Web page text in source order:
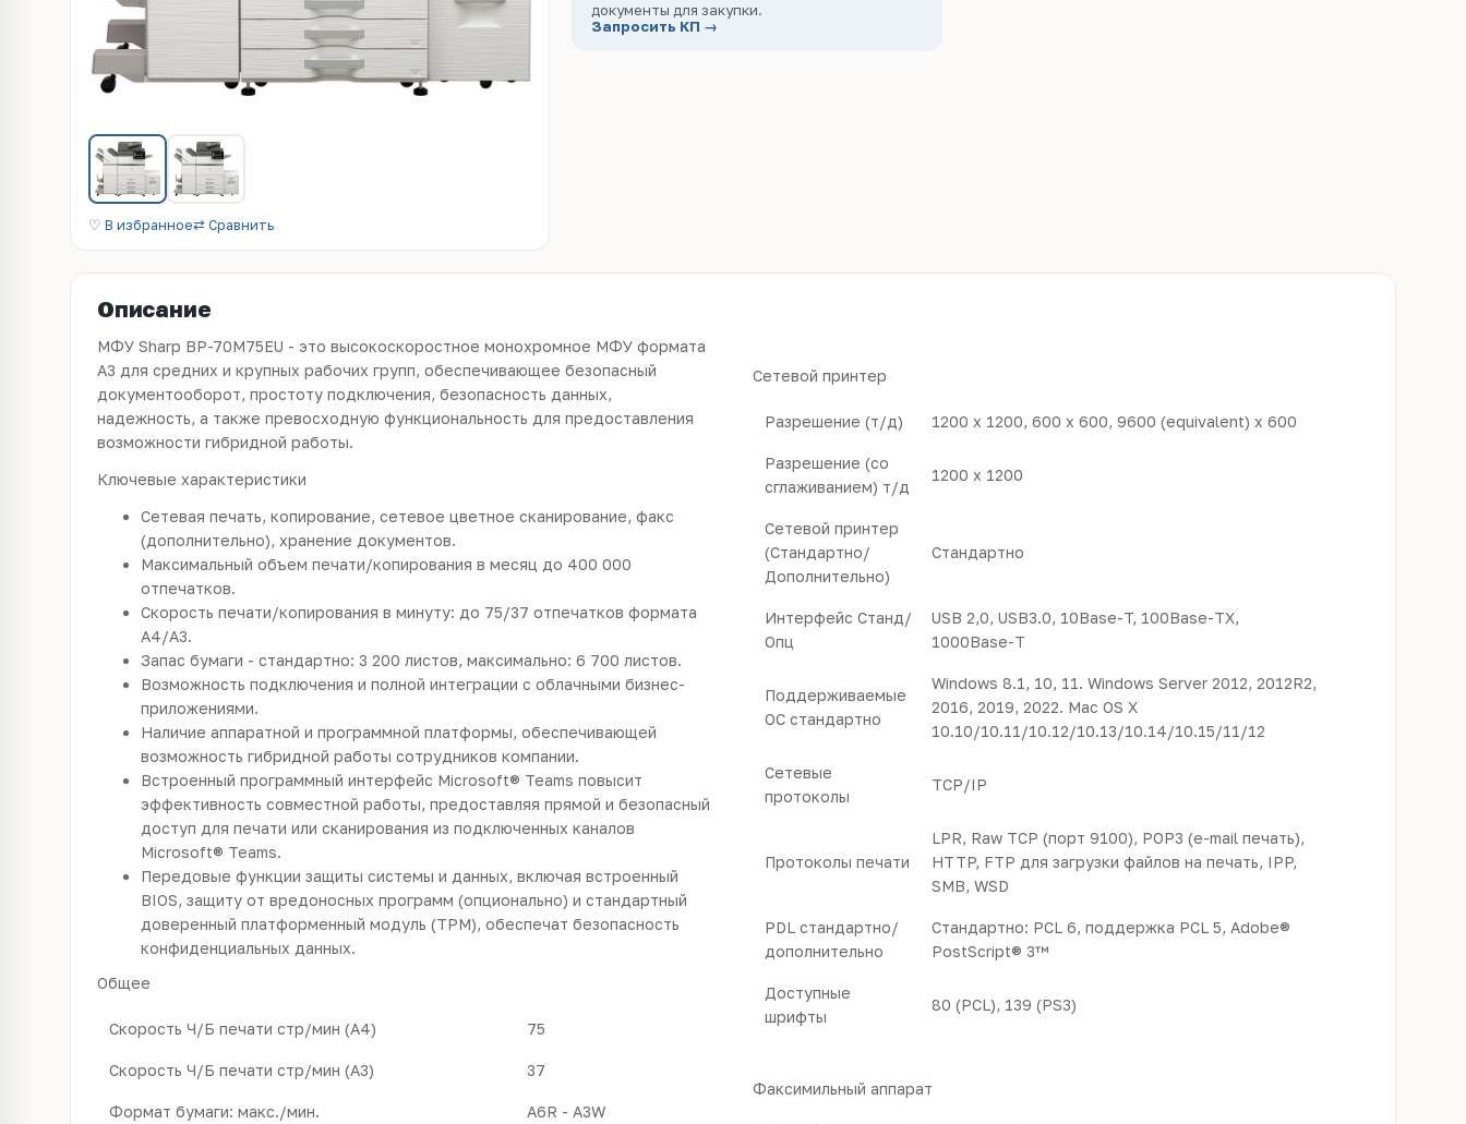
♡ В избранное⇄ Сравнить
документы для закупки.
Запросить КП →
Описание
МФУ Sharp BP-70M75EU - это высокоскоростное монохромное МФУ формата
A3 для средних и крупных рабочих групп, обеспечивающее безопасный
документооборот, простоту подключения, безопасность данных,
надежность, а также превосходную функциональность для предоставления
возможности гибридной работы.
Ключевые характеристики
Сетевая печать, копирование, сетевое цветное сканирование, факс
(дополнительно), хранение документов.
Максимальный объем печати/копирования в месяц до 400 000
отпечатков.
Скорость печати/копирования в минуту: до 75/37 отпечатков формата
A4/A3.
Запас бумаги - стандартно: 3 200 листов, максимально: 6 700 листов.
Возможность подключения и полной интеграции с облачными бизнес-
приложениями.
Наличие аппаратной и программной платформы, обеспечивающей
возможность гибридной работы сотрудников компании.
Встроенный программный интерфейс Microsoft® Teams повысит
эффективность совместной работы, предоставляя прямой и безопасный
доступ для печати или сканирования из подключенных каналов
Microsoft® Teams.
Передовые функции защиты системы и данных, включая встроенный
BIOS, защиту от вредоносных программ (опционально) и стандартный
доверенный платформенный модуль (TPM), обеспечат безопасность
конфиденциальных данных.
Общее
Скорость Ч/Б печати стр/мин (А4) 75
Скорость Ч/Б печати стр/мин (А3) 37
Формат бумаги: макс./мин. A6R - A3W
Сетевой принтер
Разрешение (т/д) 1200 x 1200, 600 x 600, 9600 (equivalent) x 600
Разрешение (со
сглаживанием) т/д
1200 x 1200
Сетевой принтер
(Стандартно/
Дополнительно)
Стандартно
Интерфейс Станд/
Опц
USB 2,0, USB3.0, 10Base-T, 100Base-TX,
1000Base-T
Поддерживаемые
ОС стандартно
Windows 8.1, 10, 11. Windows Server 2012, 2012R2,
2016, 2019, 2022. Mac OS X
10.10/10.11/10.12/10.13/10.14/10.15/11/12
Сетевые
протоколы
TCP/IP
Протоколы печати
LPR, Raw TCP (порт 9100), POP3 (e-mail печать),
HTTP, FTP для загрузки файлов на печать, IPP,
SMB, WSD
PDL стандартно/
дополнительно
Стандартно: PCL 6, поддержка PCL 5, Adobe®
PostScript® 3™
Доступные
шрифты
80 (PCL), 139 (PS3)
Факсимильный аппарат